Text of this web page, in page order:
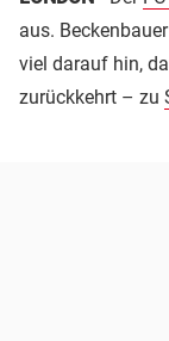
aus.
viel darauf hin,
zurückkehrt – zu